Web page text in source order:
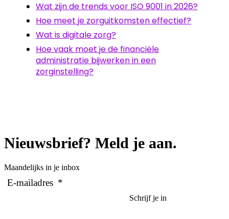
Wat zijn de trends voor ISO 9001 in 2026?
Hoe meet je zorguitkomsten effectief?
Wat is digitale zorg?
Hoe vaak moet je de financiële
administratie bijwerken in een
zorginstelling?
Nieuwsbrief? Meld je aan.
Maandelijks in je inbox
E-mailadres *